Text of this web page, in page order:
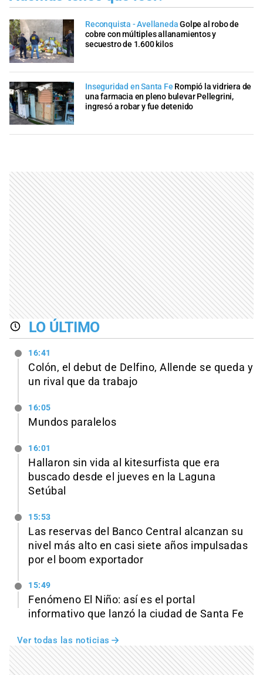
Reconquista - AvellanedaGolpe al robo de
cobre con múltiples allanamientos y
secuestro de 1.600 kilos
Inseguridad en Santa Fe Rompió la vidriera de
una farmacia en pleno bulevar Pellegrini,
ingresó a robar y fue detenido
LO ÚLTIMO
16:41
Colón, el debut de Delfino, Allende se queda y
un rival que da trabajo
16:05
Mundos paralelos
16:01
Hallaron sin vida al kitesurfista que era
buscado desde el jueves en la Laguna
Setúbal
15:53
Las reservas del Banco Central alcanzan su
nivel más alto en casi siete años impulsadas
por el boom exportador
15:49
Fenómeno El Niño: así es el portal
informativo que lanzó la ciudad de Santa Fe
Ver todas las noticias